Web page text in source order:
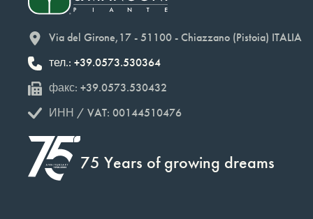
Via del Girone,17 - 51100 - Chiazzano (Pistoia) ITALIA
тел.: +39.0573.530364
факс: +39.0573.530432
ИНН / VAT: 00144510476
75 Years of growing dreams